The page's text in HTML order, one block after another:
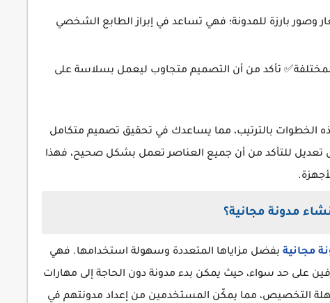
وصور بارزة للمدونة؛ فهي تساعد في إبراز الطابع الشخصي
تأكد من أن التصميم متجاوب ليعمل بسلاسة على
الخطوات بالترتيب، مما يساعدك في تحقيق تصميم متكامل
تعديل للتأكد من أن جميع العناصر تعمل بشكل صحيح، فهذا
مدونة مجانية؟
مجانية بفضل مزاياها المتعددة وسهولة استخدامها. فهي
على حد سواء، حيث يمكن بدء مدونة دون الحاجة إلى مهارات
التخصيص، مما يمكّن المستخدمين من إعداد مدونتهم في